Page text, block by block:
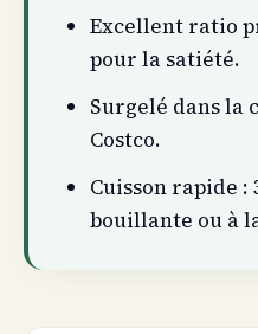
Excellent ratio
pour la satiété.
Surgelé dans la
Costco.
Cuisson rapide :
bouillante ou à